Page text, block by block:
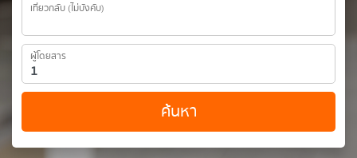
เที่ยวกลับ (ไม่บังคับ)
ผู้โดยสาร
ค้นหา